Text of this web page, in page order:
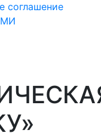
соглашение